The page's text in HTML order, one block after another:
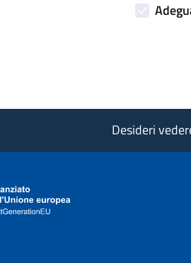
Desideri